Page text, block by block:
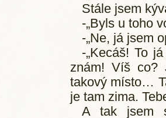
Stále jsem
-„Byls u toho
-„Ne, já jsem
-„Kecáš! To
znám! Víš co?
takový místo…
je tam zima.
A tak jsem